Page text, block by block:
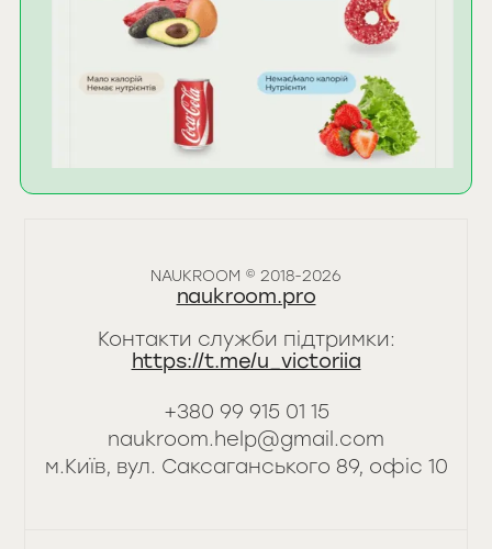
NAUKROOM © 2018-2026
naukroom.pro
Контакти служби підтримки:
https://t.me/u_victoriia
+380 99 915 01 15
naukroom.help@gmail.com
‍м.Київ, вул. Саксаганського 89, офіс 10